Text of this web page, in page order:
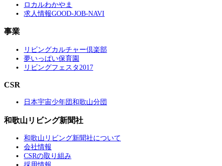
ロカルわかやま
求人情報GOOD-JOB-NAVI
事業
リビングカルチャー倶楽部
夢いっぱい保育園
リビングフェスタ2017
CSR
日本宇宙少年団和歌山分団
和歌山リビング新聞社
和歌山リビング新聞社について
会社情報
CSRの取り組み